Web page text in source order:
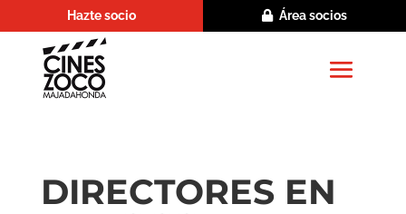
Hazte socio Área socios
DIRECTORES EN